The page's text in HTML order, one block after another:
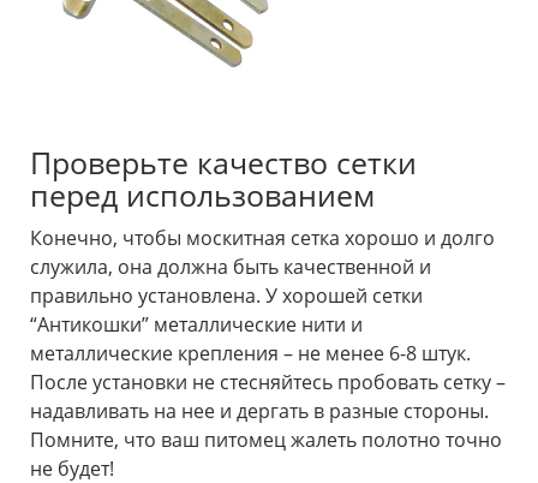
Проверьте качество сетки
перед использованием
Конечно, чтобы москитная сетка хорошо и долго
служила, она должна быть качественной и
правильно установлена. У хорошей сетки
“Антикошки” металлические нити и
металлические крепления – не менее 6-8 штук.
После установки не стесняйтесь пробовать сетку –
надавливать на нее и дергать в разные стороны.
Помните, что ваш питомец жалеть полотно точно
не будет!